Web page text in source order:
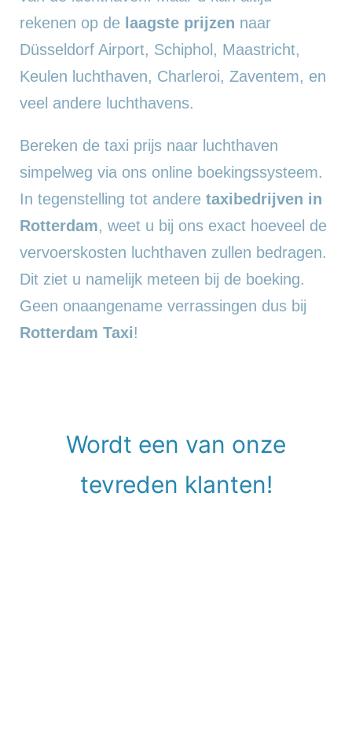
rekenen op de laagste prijzen naar
Düsseldorf Airport, Schiphol, Maastricht,
Keulen luchthaven, Charleroi, Zaventem, en
veel andere luchthavens.
Bereken de taxi prijs naar luchthaven
simpelweg via ons online boekingssysteem.
In tegenstelling tot andere taxibedrijven in
Rotterdam, weet u bij ons exact hoeveel de
vervoerskosten luchthaven zullen bedragen.
Dit ziet u namelijk meteen bij de boeking.
Geen onaangename verrassingen dus bij
Rotterdam Taxi!
Wordt een van onze
tevreden klanten!